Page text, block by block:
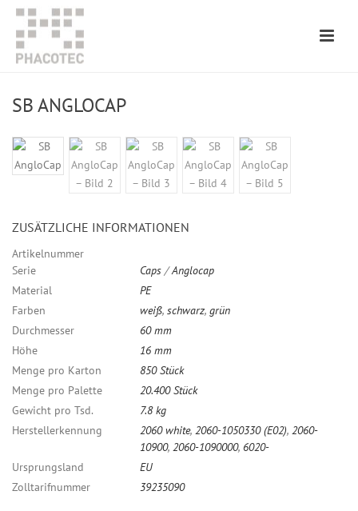
SB ANGLOCAP
ZUSÄTZLICHE INFORMATIONEN
Artikelnummer
Serie
Caps /Anglocap
Material
PE
Farben
weiß, schwarz, grün
Durchmesser
60 mm
Höhe
16 mm
Menge pro Karton
850 Stück
Menge pro Palette
20.400 Stück
Gewicht pro Tsd.
7.8 kg
Herstellerkennung
2060 white, 2060-1050330 (E02), 2060-
10900, 2060-1090000, 6020-
Ursprungsland
EU
Zolltarifnummer
39235090